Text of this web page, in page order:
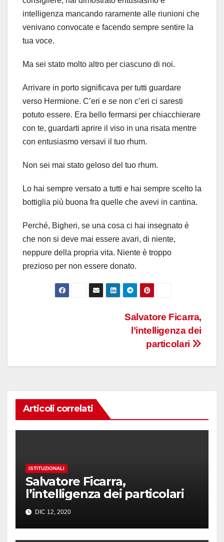
intelligenza mancando raramente alle riunioni che
venivano convocate e facendo sempre sentire la
tua voce.
Ma sei stato molto altro per ciascuno di noi.
Arrivare in porto significava per tutti guardare
verso Hermione. C’eri e se non c’eri ci saresti
potuto essere. Era bello fermarsi per chiacchierare
con te, guardarti aprire il viso in una risata mentre
con entusiasmo versavi il tuo rhum.
Non sei mai stato geloso del tuo rhum.
Lo hai sempre versato a tutti e hai sempre scelto la
bottiglia più buona fra quelle che avevi in cantina.
Perché, Bigheri, se una cosa ci hai insegnato è
che non si deve mai essere avari, di niente,
neppure della propria vita. Niente è troppo
prezioso per non essere donato.
Salvatore Ficarra,
l’intelligenza dei
particolari
Articoli correlati
ISTITUZIONALI
Salvatore Ficarra,
l’intelligenza dei particolari
DIC 12, 2020